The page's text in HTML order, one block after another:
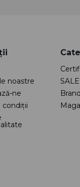
noastre
ne
condiții
SALE
Brand